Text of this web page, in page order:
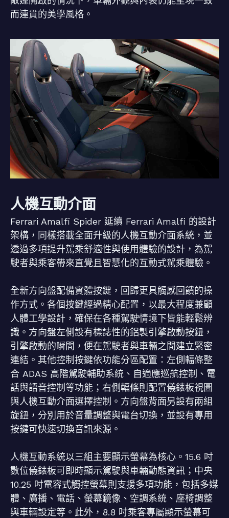
而連貫的美學風格。
人機互動介面
Ferrari Amalfi Spider 延續 Ferrari Amalfi 的設計
架構，同樣搭載全面升級的人機互動介面系統，並
透過多項提升駕乘舒適性與使用體驗的設計，為駕
駛者與乘客帶來直覺且智慧化的互動式駕乘體驗。
全新方向盤配備實體按鍵，回歸更具觸感回饋的操
作方式。各個按鍵經過精心配置，以最大程度兼顧
人體工學設計，確保在各種駕駛情境下皆能輕鬆辨
識。方向盤左側設有標誌性的鋁製引擎啟動按鈕，
引擎啟動的瞬間，便在駕駛者與車輛之間建立緊密
連結。其他控制按鍵依功能分區配置：左側輻條整
合 ADAS 高階駕駛輔助系統、自適應巡航控制、電
話與語音控制等功能；右側輻條則配置儀錶板視圖
與人機互動介面選擇控制。方向盤背面另設有兩組
旋鈕，分別用於音量調整與電台切換，並設有專用
按鍵可快速切換音訊來源。
人機互動系統以三組主要顯示螢幕為核心。15.6 吋
數位儀錶板可即時顯示駕駛與車輛動態資訊；中央
10.25 吋電容式觸控螢幕則支援多項功能，包括多媒
體、廣播、電話、螢幕鏡像、空調系統、座椅調整
與車輛設定等。此外，8.8 吋乘客專屬顯示螢幕可